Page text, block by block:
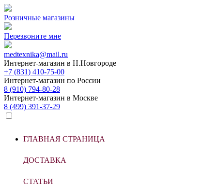
Розничные магазины
Перезвоните мне
medtexnika@mail.ru
Интернет-магазин в Н.Новгороде
+7 (831) 410-75-00
Интернет-магазин по России
8 (910) 794-80-28
Интернет-магазин в Москве
8 (499) 391-37-29
ГЛАВНАЯ СТРАНИЦА
ДОСТАВКА
СТАТЬИ